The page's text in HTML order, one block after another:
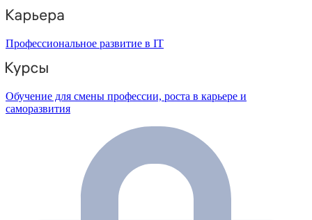
Профессиональное развитие в IT
Обучение для смены профессии, роста в карьере и
саморазвития